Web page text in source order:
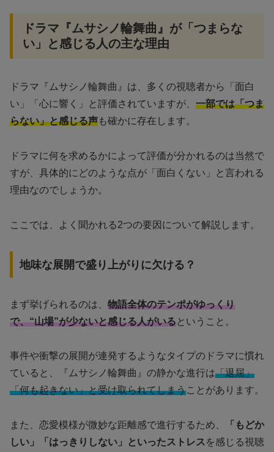
ドラマ『ムサシノ輪舞曲』が「つまらな
い」と感じる人の主な理由
ドラマ『ムサシノ輪舞曲』は、多くの視聴者から「面白
い」「心に響く」と評価されていますが、 一部では「つま
らない」と感じる声も確かに存在します。
ドラマに何を求めるかによって評価が分かれるのは当然で
すが、具体的にどのような点が「面白くない」と言われる
理由なのでしょうか。
ここでは、よく聞かれる2つの要因について解説します。
地味な展開で盛り上がりに欠ける？
まず挙げられるのは、 物語全体のテンポがゆっくり
で、“山場”が少ないと感じる人がいるということ。
事件や衝撃の展開が連発するようなタイプのドラマに慣れ
ていると、『ムサシノ輪舞曲』の静かな進行は「退屈」
「何も起きない」と受け取られてしまうことがあります。
また、恋愛模様が微妙な距離感で進行するため、
「もどか
しい」「はっきりしない」といったストレス を感じる視聴